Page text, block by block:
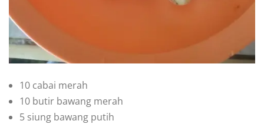
10 cabai merah
10 butir bawang merah
5 siung bawang putih